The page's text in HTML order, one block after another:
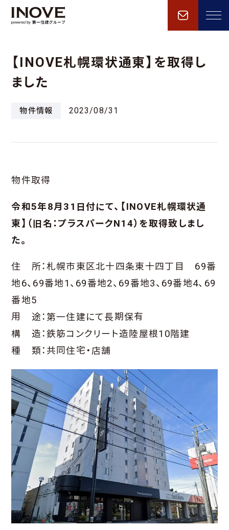
【INOVE札幌環状通東】を取得し
ました
物件情報 2023/08/31
物件取得
令和5年8月31日付にて、【INOVE札幌環状通
東】（旧名：プラスパークN14）を取得致しまし
た。
住 所：札幌市東区北十四条東十四丁目 69番
地6、69番地1、69番地2、69番地3、69番地4、69
番地5
用 途：第一住建にて長期保有
構 造：鉄筋コンクリート造陸屋根10階建
種 類：共同住宅・店舗